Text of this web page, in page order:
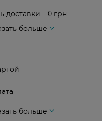
доставки – 0 грн
больше
больше